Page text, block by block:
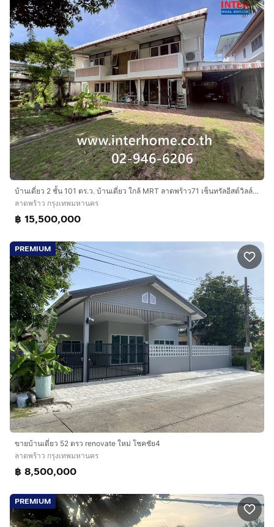
บ้านเดี่ยว 2 ชั้น 101 ตร.ว. บ้านเดี่ยว ใกล้ MRT ลาดพร้าว71 เซ็นทรัลอีสต์วิลล์ ซอยสังคมสงเคราะห์16 ถนนลาดพร้าว ถนนประดิษฐมนูธรรม เขตบางกะปิ
ลาดพร้าว กรุงเทพมหานคร
฿ 15,500,000
PREMIUM
ขายบ้านเดี่ยว 52 ตรว renovate ใหม่ โชคชัย4
ลาดพร้าว กรุงเทพมหานคร
฿ 8,500,000
PREMIUM